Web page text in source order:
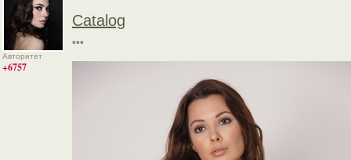
Авторитет
+6757
Catalog
***